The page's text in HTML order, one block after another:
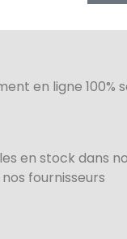
en ligne 100%
en stock dans
fournisseurs